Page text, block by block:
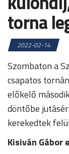
torna
2022-02-14
Szombaton a
csapatos
előkelő
döntőbe
kerekedtek
Kisiván Gábor